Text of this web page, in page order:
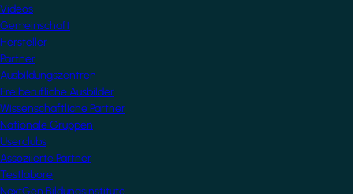
Videos
Gemeinschaft
Hersteller
Partner
Ausbildungszentren
Freiberufliche Ausbilder
Wissenschaftliche Partner
Nationale Gruppen
Userclubs
Assoziierte Partner
Testlabore
NextGen Bildungsinstitute